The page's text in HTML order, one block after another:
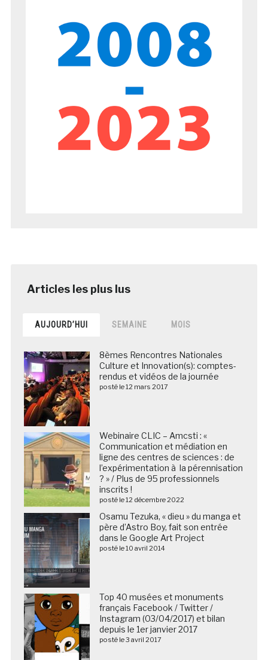
AUJOURD’HUI SEMAINE MOIS
8èmes Rencontres Nationales
Culture et Innovation(s): comptes-
rendus et vidéos de la journée
posté le 12 mars 2017
Webinaire CLIC – Amcsti : «
Communication et médiation en
ligne des centres de sciences : de
l’expérimentation à la pérennisation
? » / Plus de 95 professionnels
inscrits !
posté le 12 décembre 2022
Osamu Tezuka, « dieu » du manga et
père d’Astro Boy, fait son entrée
dans le Google Art Project
posté le 10 avril 2014
Top 40 musées et monuments
français Facebook / Twitter /
Instagram (03/04/2017) et bilan
depuis le 1er janvier 2017
posté le 3 avril 2017